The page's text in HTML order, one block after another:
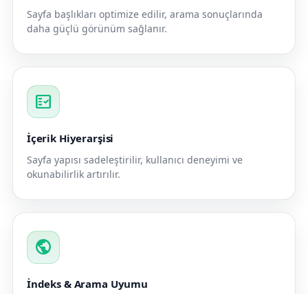
Sayfa başlıkları optimize edilir, arama sonuçlarında
daha güçlü görünüm sağlanır.
fact_check
İçerik Hiyerarşisi
Sayfa yapısı sadeleştirilir, kullanıcı deneyimi ve
okunabilirlik artırılır.
public
İndeks & Arama Uyumu